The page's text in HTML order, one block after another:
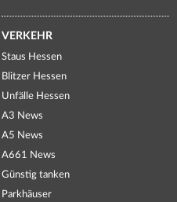
VERKEHR
Staus Hessen
Blitzer Hessen
Unfälle Hessen
A3 News
A5 News
A661 News
Günstig tanken
Parkhäuser